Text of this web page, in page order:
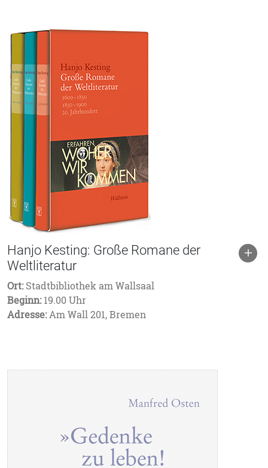
Hanjo Kesting: Große Romane der
Weltliteratur
Ort:Stadtbibliothek am Wallsaal
Beginn:19.00 Uhr
Adresse:Am Wall 201, Bremen